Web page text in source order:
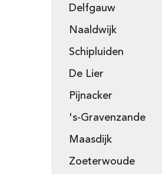
Delfgauw
Naaldwijk
Schipluiden
De Lier
Pijnacker
's-Gravenzande
Maasdijk
Zoeterwoude